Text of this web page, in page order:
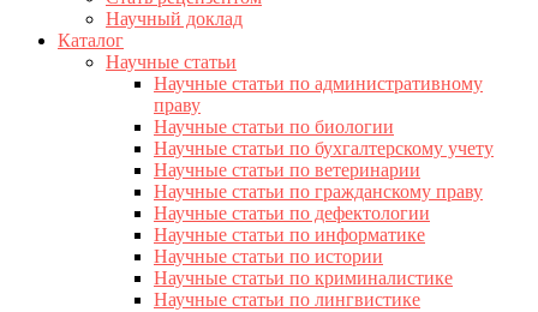
Научный доклад
Каталог
Научные статьи
Научные статьи по административному
праву
Научные статьи по биологии
Научные статьи по бухгалтерскому учету
Научные статьи по ветеринарии
Научные статьи по гражданскому праву
Научные статьи по дефектологии
Научные статьи по информатике
Научные статьи по истории
Научные статьи по криминалистике
Научные статьи по лингвистике